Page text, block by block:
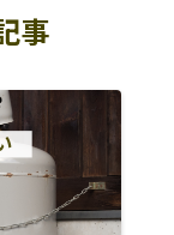
029-295-1444
029-295-1765
那珂市
笠間市
東茨城郡大洗町
神栖市
事